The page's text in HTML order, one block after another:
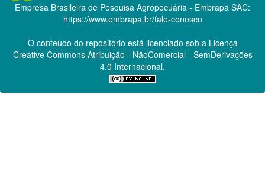
Empresa Brasileira de Pesquisa Agropecuária - Embrapa SAC:
https://www.embrapa.br/fale-conosco
O conteúdo do repositório está licenciado sob a Licença
Creative CommonsAtribuição - NãoComercial - SemDerivações
4.0 Internacional.